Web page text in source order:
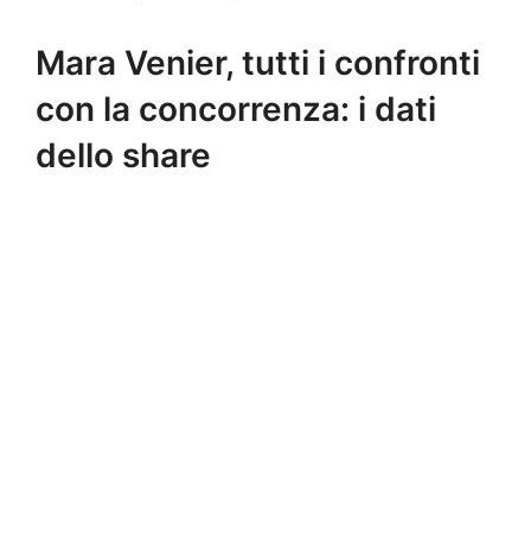
Mara Venier, tutti i confronti
con la concorrenza: i dati
dello share